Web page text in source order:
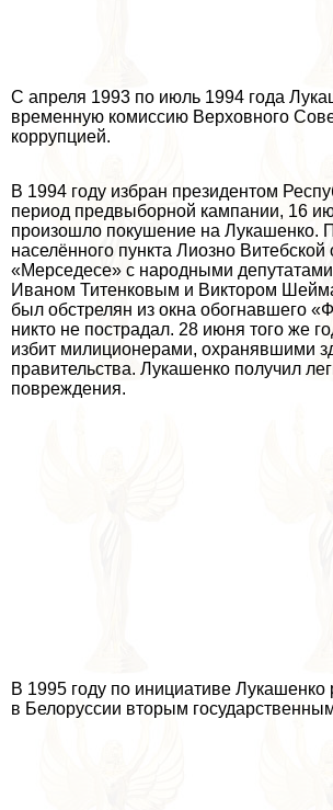
С апреля 1993 по июль 1994 года
временную комиссию Верховного
коррупцией.
В 1994 году избран президентом
период предвыборной кампании, 16
произошло покушение на Лукашенко.
населённого пункта Лиозно Витебской
«Мерседесе» с народными
Иваном Титенковым и Виктором
был обстрелян из окна обогнавшего
никто не пострадал. 28 июня того же
избит милиционерами, охранявшими
правительства. Лукашенко получил
повреждения.
В 1995 году по инициативе Лукашенко
в Белоруссии вторым